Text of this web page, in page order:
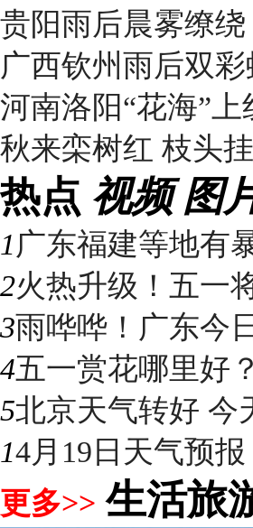
贵阳雨后晨雾缭
广西钦州雨后双
河南洛阳“花海”
秋来栾树红 枝头
热点 视频 图
1 广东福建等地有
2火热升级！五一
3雨哗哗！广东今
4五一赏花哪里好
5北京天气转好
14月19日天气预
更多>> 生活旅